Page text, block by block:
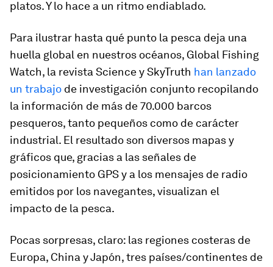
platos. Y lo hace a un ritmo endiablado.
Para ilustrar hasta qué punto la pesca deja una
huella global en nuestros océanos, Global Fishing
Watch, la revista Science y SkyTruth han lanzado
un trabajo de investigación conjunto recopilando
la información de más de 70.000 barcos
pesqueros, tanto pequeños como de carácter
industrial. El resultado son diversos mapas y
gráficos que, gracias a las señales de
posicionamiento GPS y a los mensajes de radio
emitidos por los navegantes, visualizan el
impacto de la pesca.
Pocas sorpresas, claro: las regiones costeras de
Europa, China y Japón, tres países/continentes de